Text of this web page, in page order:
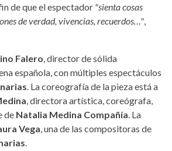
de que el espectador "sienta cosas
de verdad, vivencias, recuerdos…",
Falero, director de sólida
española, con múltiples espectáculos
. La coreografía de la pieza está a
, directora artística, coreógrafa,
de Natalia Medina Compañía. La
Vega, una de las compositoras de
.